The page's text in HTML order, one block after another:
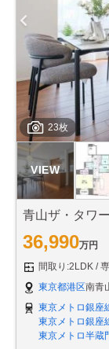
23枚
青山ザ・タワー
36,990万円
間取り:2LDK
東京都港区南青
東京メトロ銀座
東京メトロ銀座
東京メトロ半蔵